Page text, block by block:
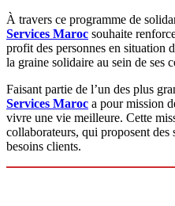
À travers ce programme de
Services Maroc souhaite
profit des personnes en situation
la graine solidaire au sein de ses
Faisant partie de l’un des plus
Services Maroc a pour mission
vivre une vie meilleure. Cette
collaborateurs, qui proposent des
besoins clients.